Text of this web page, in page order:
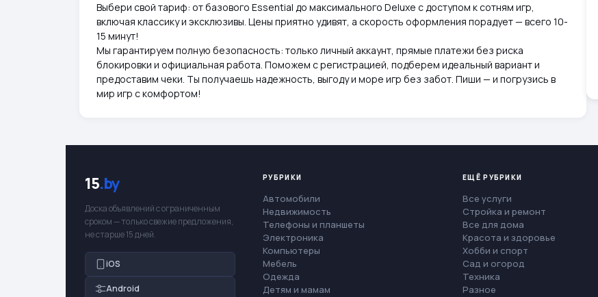
Выбери свой тариф: от базового Essential до максимального Deluxe с доступом к сотням игр,
включая классику и эксклюзивы. Цены приятно удивят, а скорость оформления порадует — всего 10-
15 минут!
Мы гарантируем полную безопасность: только личный аккаунт, прямые платежи без риска
блокировки и официальная работа. Поможем с регистрацией, подберем идеальный вариант и
предоставим чеки. Ты получаешь надежность, выгоду и море игр без забот. Пиши — и погрузись в
мир игр с комфортом!
15.by
Доска объявлений с ограниченным
сроком — только свежие предложения,
не старше 15 дней.
iOS
Android
РУБРИКИ
Автомобили
Недвижимость
Телефоны и планшеты
Электроника
Компьютеры
Мебель
Одежда
Детям и мамам
ЕЩЁ РУБРИКИ
Все услуги
Стройка и ремонт
Все для дома
Красота и здоровье
Хобби и спорт
Сад и огород
Техника
Разное